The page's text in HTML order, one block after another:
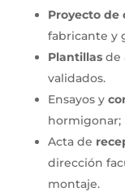
Proyecto de
fabricante y
Plantillasde
validados.
Ensayos y
hormigonar;
Acta de
dirección
montaje.